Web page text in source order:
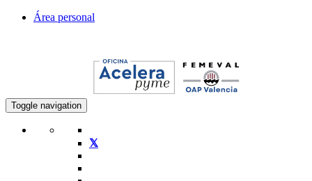
Área personal
Toggle navigation